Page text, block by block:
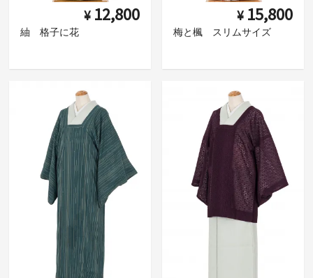
¥ 12,800
紬 格子に花
¥ 15,800
梅と楓 スリムサイズ